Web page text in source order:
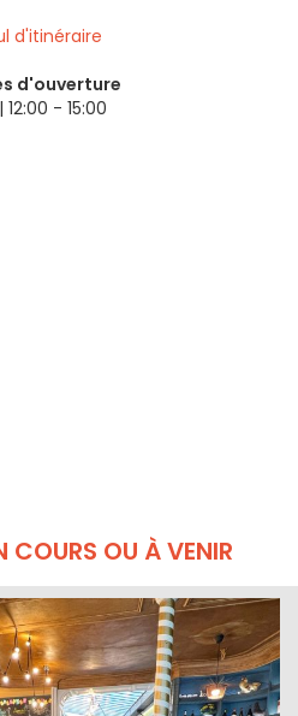
d'itinéraire
d'ouverture
12:00 - 15:00
COURS OU À VENIR